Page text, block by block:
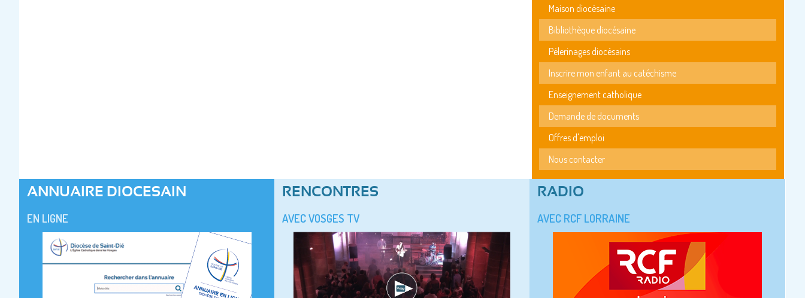
Maison diocésaine
Bibliothèque diocésaine
Pèlerinages diocésains
Inscrire mon enfant au catéchisme
Enseignement catholique
Demande de documents
Offres d'emploi
Nous contacter
ANNUAIRE DIOCESAIN
EN LIGNE
RENCONTRES
AVEC VOSGES TV
RADIO
AVEC RCF LORRAINE